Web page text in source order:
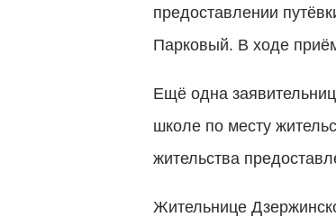
предоставлении
Парковый. В ходе
Ещё одна
школе по месту
жительства
Жительнице